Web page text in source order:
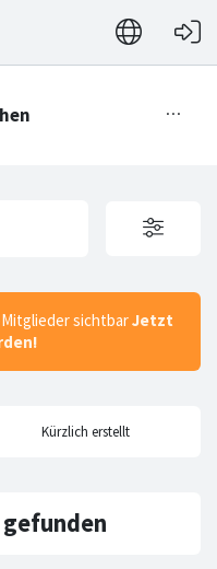
sichtbarJetzt
Kürzlich erstellt